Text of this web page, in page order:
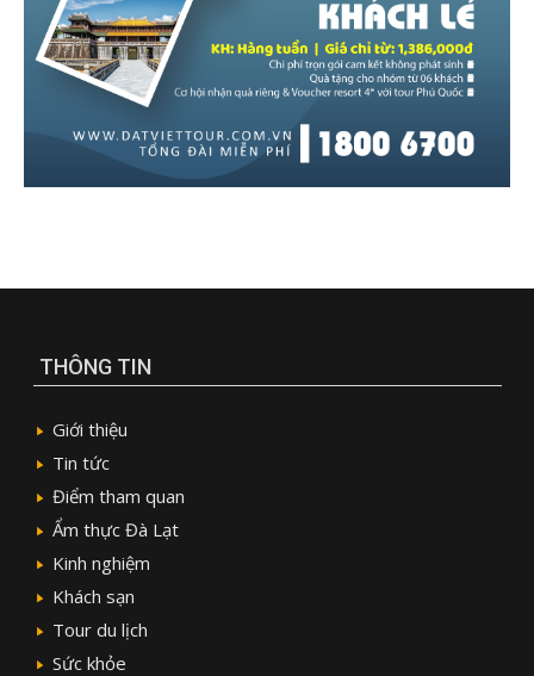
THÔNG TIN
Giới thiệu
Tin tức
Điểm tham quan
Ẩm thực Đà Lạt
Kinh nghiệm
Khách sạn
Tour du lịch
Sức khỏe